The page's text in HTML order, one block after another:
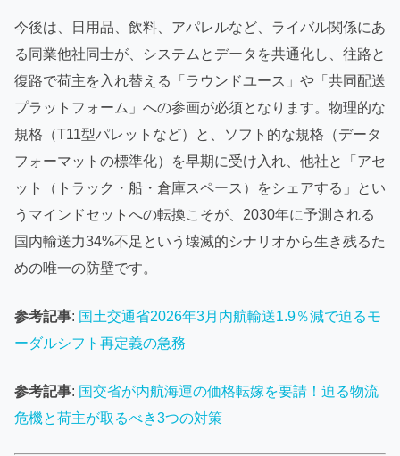
今後は、日用品、飲料、アパレルなど、ライバル関係にあ
る同業他社同士が、システムとデータを共通化し、往路と
復路で荷主を入れ替える「ラウンドユース」や「共同配送
プラットフォーム」への参画が必須となります。物理的な
規格（T11型パレットなど）と、ソフト的な規格（データ
フォーマットの標準化）を早期に受け入れ、他社と「アセ
ット（トラック・船・倉庫スペース）をシェアする」とい
うマインドセットへの転換こそが、2030年に予測される
国内輸送力34%不足という壊滅的シナリオから生き残るた
めの唯一の防壁です。
参考記事: 国土交通省2026年3月内航輸送1.9％減で迫るモ
ーダルシフト再定義の急務
参考記事: 国交省が内航海運の価格転嫁を要請！迫る物流
危機と荷主が取るべき3つの対策